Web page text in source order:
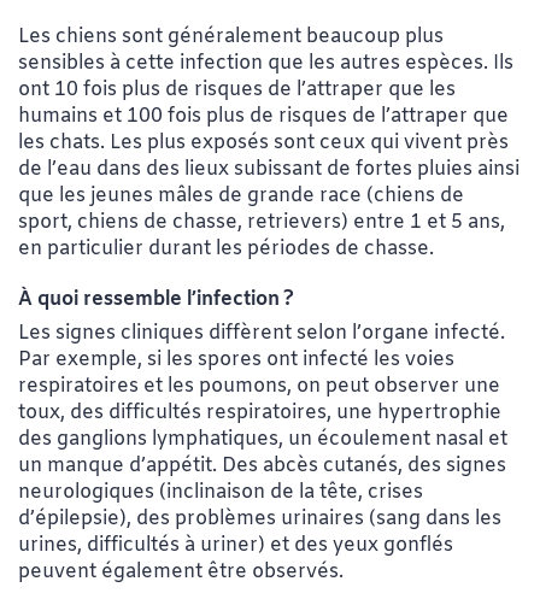
Les chiens sont généralement beaucoup plus
sensibles à cette infection que les autres espèces. Ils
ont 10 fois plus de risques de l’attraper que les
humains et 100 fois plus de risques de l’attraper que
les chats. Les plus exposés sont ceux qui vivent près
de l’eau dans des lieux subissant de fortes pluies ainsi
que les jeunes mâles de grande race (chiens de
sport, chiens de chasse, retrievers) entre 1 et 5 ans,
en particulier durant les périodes de chasse.
À quoi ressemble l’infection ?
Les signes cliniques diffèrent selon l’organe infecté.
Par exemple, si les spores ont infecté les voies
respiratoires et les poumons, on peut observer une
toux, des difficultés respiratoires, une hypertrophie
des ganglions lymphatiques, un écoulement nasal et
un manque d’appétit. Des abcès cutanés, des signes
neurologiques (inclinaison de la tête, crises
d’épilepsie), des problèmes urinaires (sang dans les
urines, difficultés à uriner) et des yeux gonflés
peuvent également être observés.